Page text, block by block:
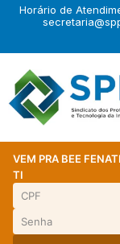
Horário de
VEM PRA BEE FENATI
TI